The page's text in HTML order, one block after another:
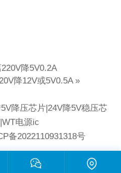
降5V0.2A
降12V或5V0.5A»
降压芯片|24V降5V稳压芯
电源ic
备2022110931318号